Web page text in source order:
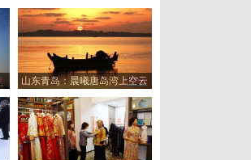
山东青岛：晨曦唐岛湾上空云
霞变幻 宛如油画